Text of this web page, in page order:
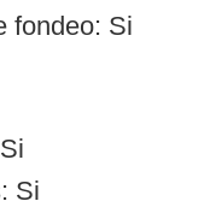
fondeo: Si
Si